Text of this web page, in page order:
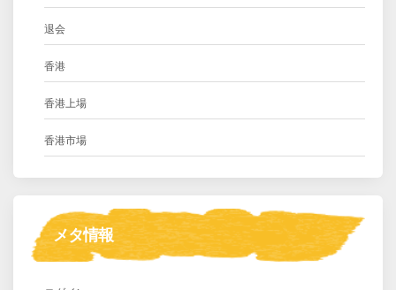
退会
香港
香港上場
香港市場
メタ情報